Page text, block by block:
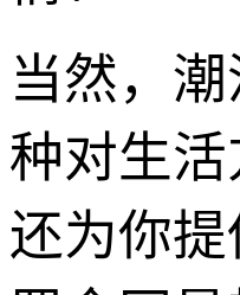
当然，
种对生
还为你